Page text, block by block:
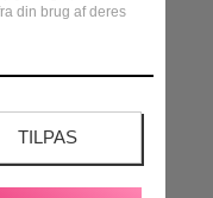
din brug af deres
TILPAS
BODYCARE